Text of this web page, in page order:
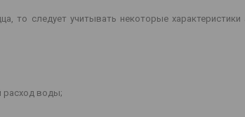
то следует учитывать некоторые характеристики
расход воды;